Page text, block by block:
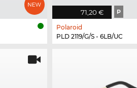
71,20 € P
Polaroid
PLD 2119/G/S - 6LB/UC